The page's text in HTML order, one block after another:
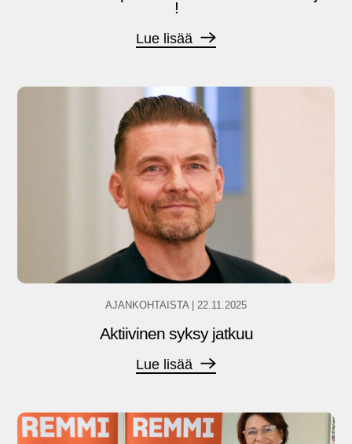
!
Lue lisää
AJANKOHTAISTA 22.11.2025
Aktiivinen syksy jatkuu
Lue lisää